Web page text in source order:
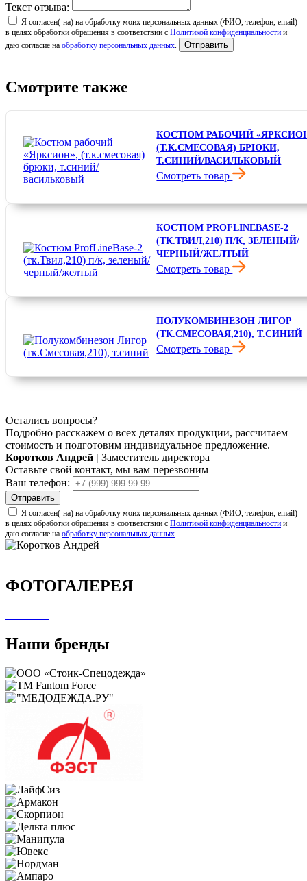
Текст отзыва:
Я согласен(-на) на обработку моих персональных данных (ФИО, телефон, email)
в целях обработки обращения в соответствии с Политикой конфиденциальности и
даю согласие на обработку персональных данных Отправить
Смотрите также
КОСТЮМ РАБОЧИЙ
(Т.К.СМЕСОВАЯ) БРЮКИ,
Т.СИНИЙ/ВАСИЛЬКОВЫЙ
Смотреть товар
КОСТЮМ PROFLINEBASE-2
(ТК.ТВИЛ,210) П/К, ЗЕЛЕНЫЙ/
ЧЕРНЫЙ/ЖЕЛТЫЙ
Смотреть товар
ПОЛУКОМБИНЕЗОН ЛИГОР
(ТК.СМЕСОВАЯ,210), Т.СИНИЙ
Смотреть товар
Остались вопросы?
Подробно расскажем о всех деталях продукции, рассчитаем
стоимость и подготовим индивидуальное предложение.
Коротков Андрей | Заместитель директора
Оставьте свой контакт, мы вам перезвоним
Ваш телефон:
Отправить
Я согласен(-на) на обработку моих персональных данных (ФИО, телефон, email)
в целях обработки обращения в соответствии с Политикой конфиденциальности и
даю согласие на обработку персональных данных
ФОТОГАЛЕРЕЯ
Наши бренды